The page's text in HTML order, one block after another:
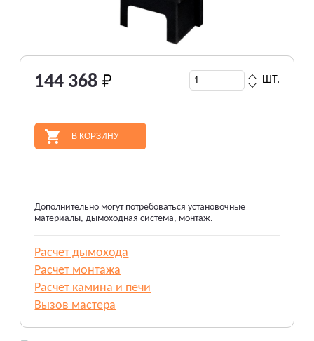
144 368
В КОРЗИНУ
ШТ.
Дополнительно могут потребоваться установочные
материалы, дымоходная система, монтаж.
Расчет дымохода
Расчет монтажа
Расчет камина и печи
Вызов мастера